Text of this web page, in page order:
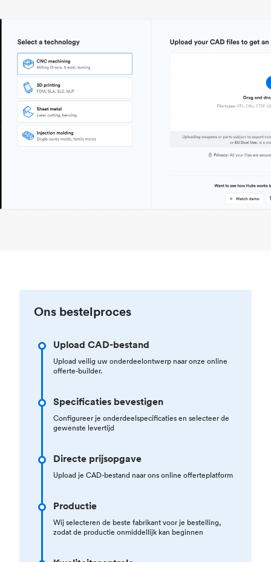
Ons bestelproces
Upload CAD-bestand
Upload veilig uw onderdeelontwerp naar onze online
offerte-builder.
Specificaties bevestigen
Configureer je onderdeelspecificaties en selecteer de
gewenste levertijd
Directe prijsopgave
Upload je CAD-bestand naar ons online offerteplatform
Productie
Wij selecteren de beste fabrikant voor je bestelling,
zodat de productie onmiddellijk kan beginnen